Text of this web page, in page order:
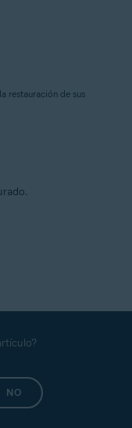
restauración de sus
NO